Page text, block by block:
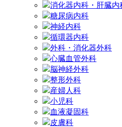
消化器内科・肝臓内
糖尿病内科
神経内科
循環器内科
外科・消化器外科
心臓血管外科
脳神経外科
整形外科
産婦人科
小児科
血液凝固科
皮膚科